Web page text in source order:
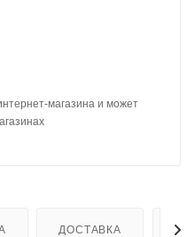
магазина и может
ДОСТАВКА